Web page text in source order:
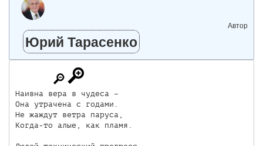
Автор
Юрий Тарасенко
Наивна вера в чудеса –
Она утрачена с годами.
Не жаждут ветра паруса,
Когда-то алые, как пламя.